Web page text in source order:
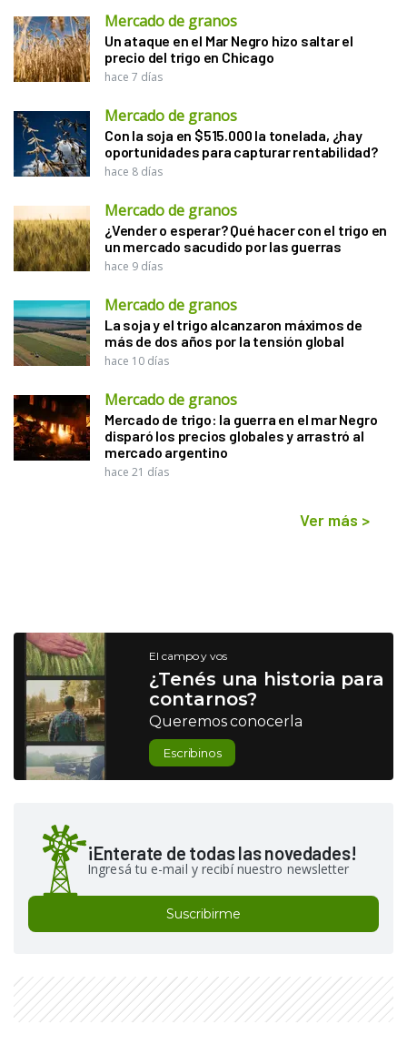
Mercado de granos
Un ataque en el Mar Negro hizo saltar el
precio del trigo en Chicago
hace 7 días
Mercado de granos
Con la soja en $515.000 la tonelada, ¿hay
oportunidades para capturar rentabilidad?
hace 8 días
Mercado de granos
¿Vender o esperar? Qué hacer con el trigo en
un mercado sacudido por las guerras
hace 9 días
Mercado de granos
La soja y el trigo alcanzaron máximos de
más de dos años por la tensión global
hace 10 días
Mercado de granos
Mercado de trigo: la guerra en el mar Negro
disparó los precios globales y arrastró al
mercado argentino
hace 21 días
Ver más >
El campo y vos
¿Tenés una historia para
contarnos?
Queremos conocerla
Escribinos
¡Enterate de todas las novedades!
Ingresá tu e-mail y recibí nuestro newsletter
Suscribirme